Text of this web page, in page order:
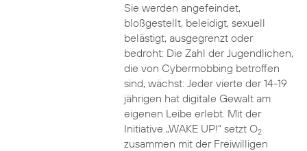
Sie werden angefeindet,
bloßgestellt, beleidigt, sexuell
belästigt, ausgegrenzt oder
bedroht: Die Zahl der Jugendlichen,
die von Cybermobbing betroffen
sind, wächst: Jeder vierte der 14-19
jährigen hat digitale Gewalt am
eigenen Leibe erlebt. Mit der
Initiative „WAKE UP!“ setzt O2
zusammen mit der Freiwilligen